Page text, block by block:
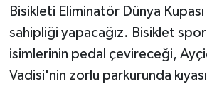
Bisikleti Eliminatör Dünya Kupası
sahipliği yapacağız. Bisiklet
isimlerinin pedal çevireceği,
Vadisi'nin zorlu parkurunda